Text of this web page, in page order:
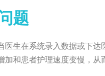
题
生在系统录入数据或下达
和患者护理速度变慢，从